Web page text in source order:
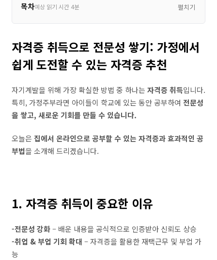
목차예상 읽기 시간 4분 펼치기
자격증 취득으로 전문성 쌓기: 가정에서
쉽게 도전할 수 있는 자격증 추천
자기계발을 위해 가장 확실한 방법 중 하나는 자격증 취득입니다.
특히, 가정주부라면 아이들이 학교에 있는 동안 공부하여 전문성
을 쌓고, 새로운 기회를 만들 수 있습니다.
오늘은 집에서 온라인으로 공부할 수 있는 자격증과 효과적인 공
부법을 소개해 드리겠습니다.
1. 자격증 취득이 중요한 이유
-전문성 강화– 배운 내용을 공식적으로 인증받아 신뢰도 상승
-취업 & 부업 기회 확대 – 자격증을 활용한 재택근무 및 부업 가
능